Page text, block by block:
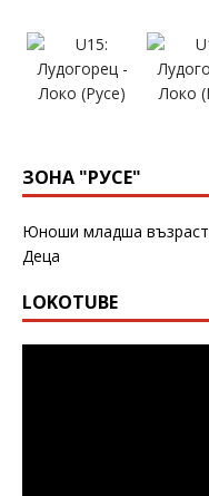
ЗОНА "РУСЕ"
Юноши младша възраст
Деца
LOKOTUBE